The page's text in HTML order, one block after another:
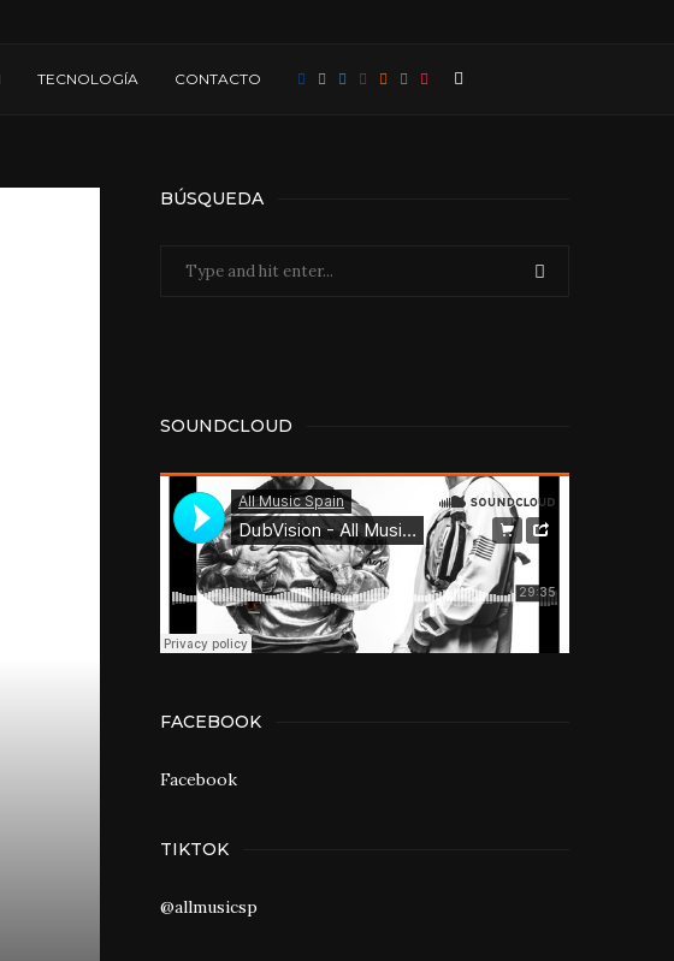
TECNOLOGÍA CONTACTO
BÚSQUEDA
SOUNDCLOUD
FACEBOOK
Facebook
TIKTOK
@allmusicsp